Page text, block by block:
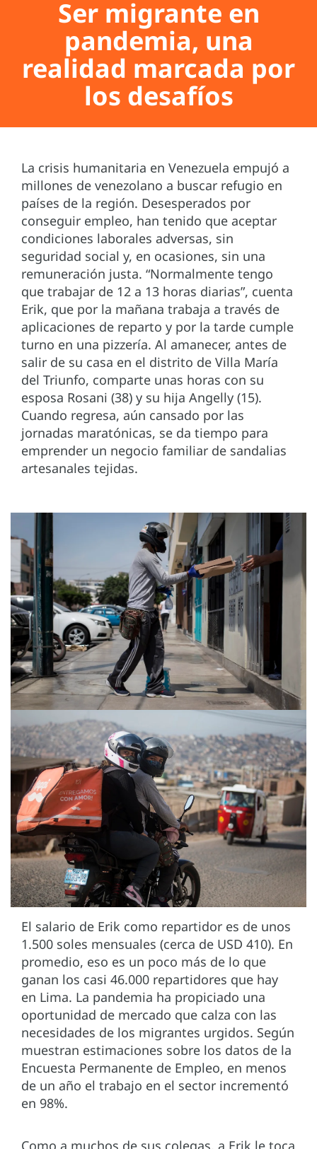
Ser migrante en
pandemia, una
realidad marcada por
los desafíos
La crisis humanitaria en Venezuela empujó a
millones de venezolano a buscar refugio en
países de la región. Desesperados por
conseguir empleo, han tenido que aceptar
condiciones laborales adversas, sin
seguridad social y, en ocasiones, sin una
remuneración justa. “Normalmente tengo
que trabajar de 12 a 13 horas diarias”, cuenta
Erik, que por la mañana trabaja a través de
aplicaciones de reparto y por la tarde cumple
turno en una pizzería. Al amanecer, antes de
salir de su casa en el distrito de Villa María
del Triunfo, comparte unas horas con su
esposa Rosani (38) y su hija Angelly (15).
Cuando regresa, aún cansado por las
jornadas maratónicas, se da tiempo para
emprender un negocio familiar de sandalias
artesanales tejidas.
El salario de Erik como repartidor es de unos
1.500 soles mensuales (cerca de USD 410). En
promedio, eso es un poco más de lo que
ganan los casi 46.000 repartidores que hay
en Lima. La pandemia ha propiciado una
oportunidad de mercado que calza con las
necesidades de los migrantes urgidos. Según
muestran estimaciones sobre los datos de la
Encuesta Permanente de Empleo, en menos
de un año el trabajo en el sector incrementó
en 98%.